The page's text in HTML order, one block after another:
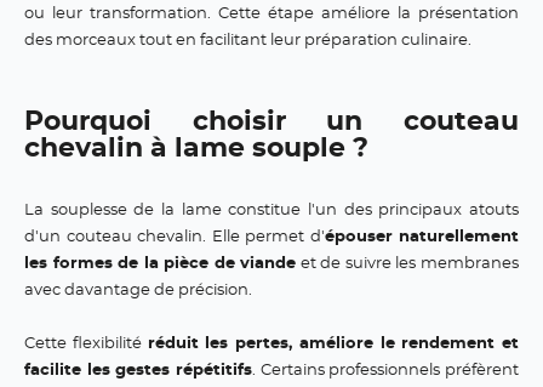
ou leur transformation. Cette étape améliore la présentation
des morceaux tout en facilitant leur préparation culinaire.
Pourquoi choisir un couteau
chevalin à lame souple ?
La souplesse de la lame constitue l'un des principaux atouts
d'un couteau chevalin. Elle permet d'épouser naturellement
les formes de la pièce de viande et de suivre les membranes
avec davantage de précision.
Cette flexibilité réduit les pertes, améliore le rendement et
facilite les gestes répétitifs. Certains professionnels préfèrent